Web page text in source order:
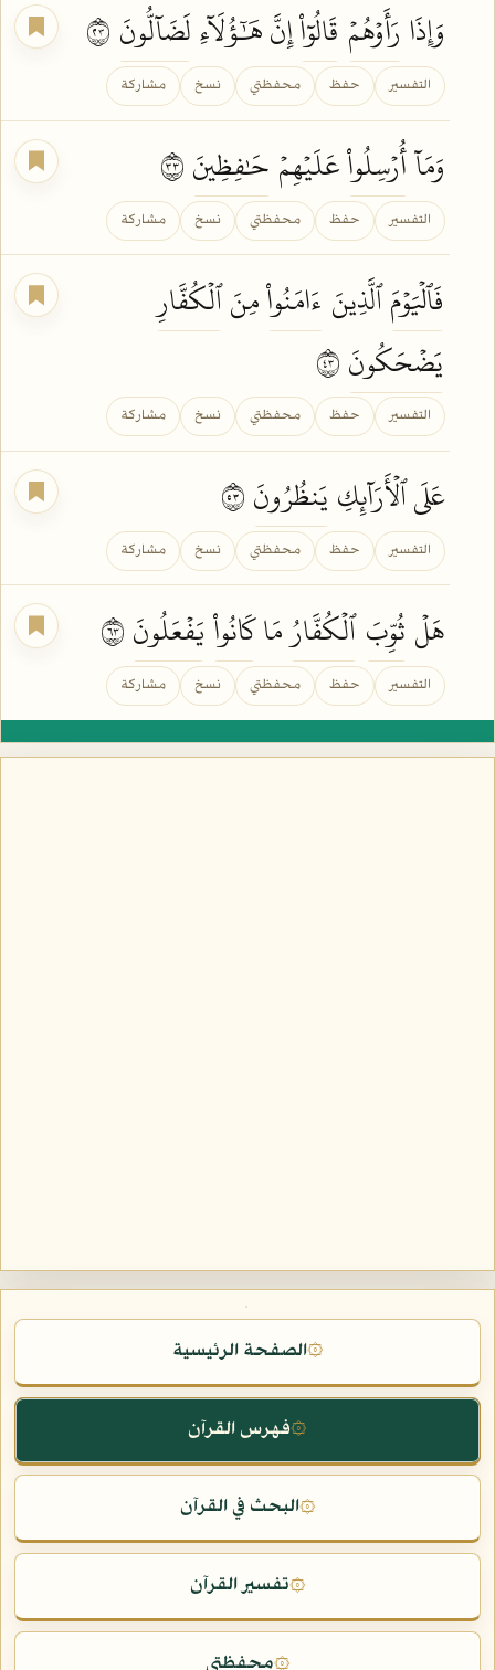
وَإِذَا رَأَوۡهُمۡ قَالُوٓاْإِنَّ هَٰٓؤُلَآءِلَضَآلُّونَ
التفسير حفظ محفظتي نسخ مشاركة
وَمَآأُرۡسِلُواْعَلَيۡهِمۡ حَٰفِظِينَ
التفسير حفظ محفظتي نسخ مشاركة
فَٱلۡيَوۡمَٱلَّذِينَ ءَامَنُواْمِنَٱلۡكُفَّارِ
يَضۡحَكُونَ
التفسير حفظ محفظتي نسخ مشاركة
عَلَى ٱلۡأَرَآئِكِ يَنظُرُونَ
التفسير حفظ محفظتي نسخ مشاركة
هَلۡ ثُوِّبَٱلۡكُفَّارُمَاكَانُواْيَفۡعَلُونَ
التفسير حفظ محفظتي نسخ مشاركة
۞الصفحة الرئيسية
۞فهرس القرآن
۞البحث في القرآن
۞تفسير القرآن
۞